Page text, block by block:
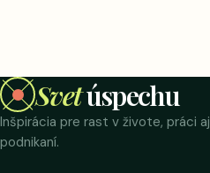
Svetúspechu
Inšpirácia pre rast v živote, práci aj
podnikaní.